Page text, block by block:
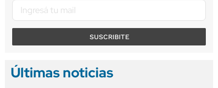
SUSCRIBITE
Últimas noticias